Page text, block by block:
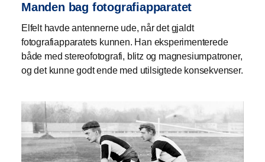
Manden bag fotografiapparatet
Elfelt havde antennerne ude, når det gjaldt
fotografiapparatets kunnen. Han eksperimenterede
både med stereofotografi, blitz og magnesiumpatroner,
og det kunne godt ende med utilsigtede konsekvenser.